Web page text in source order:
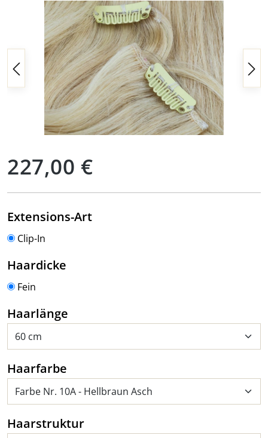
Bildergalerie überspringen
227,00 €
Extensions-Artauswählen
Clip-In
Haardicke
Fein
Haarlänge
Haarfarbe
Haarstrukturauswählen